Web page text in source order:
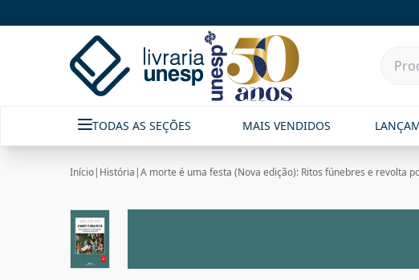
TODAS AS SEÇÕES MAIS VENDIDOS
Início| História |A morte é uma festa (Nova edição): Ritos fúnebres e revolta